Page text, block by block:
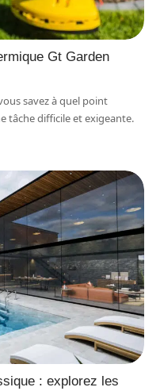
Gt Garden
savez à quel point
tâche difficile et exigeante.
: explorez les